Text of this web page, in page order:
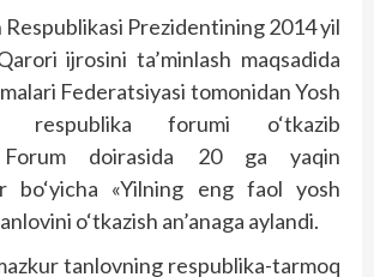
Respublikasi Prezidentining 2014 yil
ijrosini ta’minlash maqsadida
Federatsiyasi tomonidan Yosh
respublika forumi o‘tkazib
Forum doirasida 20 ga yaqin
bo‘yicha «Yilning eng faol yosh
o‘tkazish an’anaga aylandi.
tanlovning respublika-tarmoq